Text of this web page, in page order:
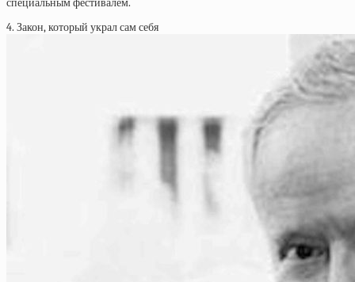
специальным фестивалем.
4. Закон, который украл сам себя